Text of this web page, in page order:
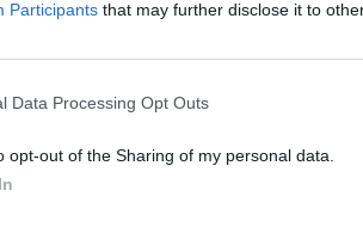
Participants that may further disclose it to
Data Processing Opt Outs
opt-out of the Sharing of my personal data.
διαδίκτυο: Δέκα τρόποι για να
το ψηφιακό σας αποτύπωμα
της ελαχιστοποίησης των